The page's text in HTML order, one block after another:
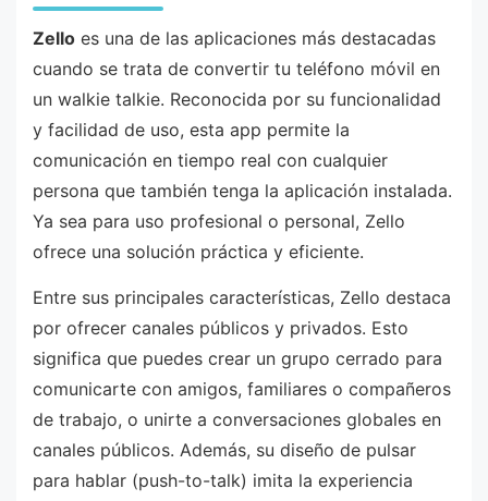
Zello es una de las aplicaciones más destacadas
cuando se trata de convertir tu teléfono móvil en
un walkie talkie. Reconocida por su funcionalidad
y facilidad de uso, esta app permite la
comunicación en tiempo real con cualquier
persona que también tenga la aplicación instalada.
Ya sea para uso profesional o personal, Zello
ofrece una solución práctica y eficiente.
Entre sus principales características, Zello destaca
por ofrecer canales públicos y privados. Esto
significa que puedes crear un grupo cerrado para
comunicarte con amigos, familiares o compañeros
de trabajo, o unirte a conversaciones globales en
canales públicos. Además, su diseño de pulsar
para hablar (push-to-talk) imita la experiencia